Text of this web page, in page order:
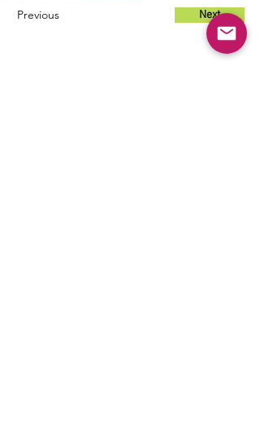
Previous Next